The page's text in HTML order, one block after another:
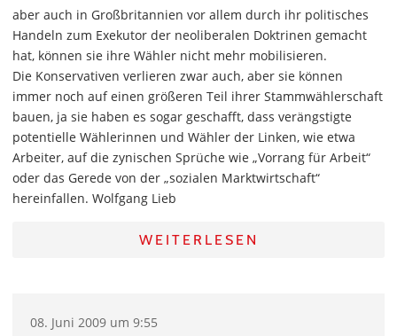
aber auch in Großbritannien vor allem durch ihr politisches
Handeln zum Exekutor der neoliberalen Doktrinen gemacht
hat, können sie ihre Wähler nicht mehr mobilisieren.
Die Konservativen verlieren zwar auch, aber sie können
immer noch auf einen größeren Teil ihrer Stammwählerschaft
bauen, ja sie haben es sogar geschafft, dass verängstigte
potentielle Wählerinnen und Wähler der Linken, wie etwa
Arbeiter, auf die zynischen Sprüche wie „Vorrang für Arbeit“
oder das Gerede von der „sozialen Marktwirtschaft“
hereinfallen. Wolfgang Lieb
WEITERLESEN
08. Juni 2009 um 9:55